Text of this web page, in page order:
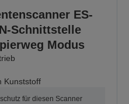
ES-
Schnittstelle
Modus
Kunststoff
für diesen Scanner